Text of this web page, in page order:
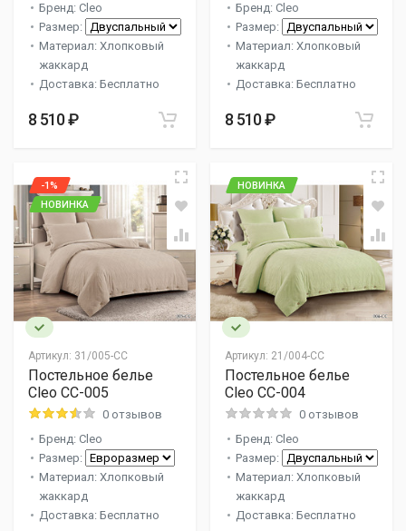
Бренд: Cleo
Размер:
Материал: Хлопковый
жаккард
Доставка: Бесплатно
8 510 ₽
Бренд: Cleo
Размер:
Материал: Хлопковый
жаккард
Доставка: Бесплатно
8 510 ₽
Артикул: 31/005-CC
-1%
НОВИНКА
Постельное белье
Cleo CC-005
0 отзывов
Бренд: Cleo
Размер:
Материал: Хлопковый
жаккард
Доставка: Бесплатно
Артикул: 21/004-CC
НОВИНКА
Постельное белье
Cleo CC-004
0 отзывов
Бренд: Cleo
Размер:
Материал: Хлопковый
жаккард
Доставка: Бесплатно